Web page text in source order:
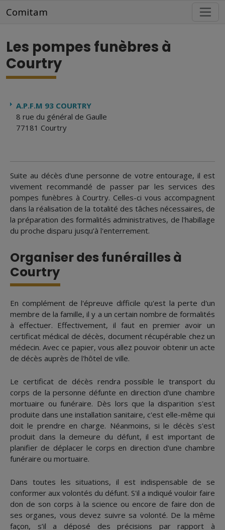
Comitam
Les pompes funèbres à
Courtry
Suite au décès d'une personne de votre entourage, il est
vivement recommandé de passer par les services des
pompes funèbres à Courtry. Celles-ci vous accompagnent
dans la réalisation de la totalité des tâches nécessaires, de
la préparation des formalités administratives, de l'habillage
du proche disparu jusqu’à l'enterrement.
Organiser des funérailles à
Courtry
En complément de l'épreuve difficile qu'est la perte d'un
membre de la famille, il y a un certain nombre de formalités
à effectuer. Effectivement, il faut en premier avoir un
certificat médical de décès, document récupérable chez un
médecin. Avec ce papier, vous allez pouvoir obtenir un acte
de décès auprès de l'hôtel de ville.
Le certificat de décès rendra possible le transport du
corps de la personne défunte en direction d'une chambre
mortuaire ou funéraire. Dès lors que la disparition s'est
produite dans une installation sanitaire, c'est elle-même qui
doit le prendre en charge. Néanmoins, si le décès s'est
produit dans la demeure du défunt, il est important de
planifier de déplacer le corps en direction d'une chambre
funéraire ou mortuaire.
Dans toutes les situations, il est indispensable de se
conformer aux volontés du défunt. S'il a indiqué vouloir faire
don de son corps à la science ou encore de faire don de
ses organes, vous devez suivre sa volonté. De la même
façon, s’il a déposé des précisions par rapport à
A.P.F.M 93 COURTRY
8 rue du général de Gaulle
77181 Courtry